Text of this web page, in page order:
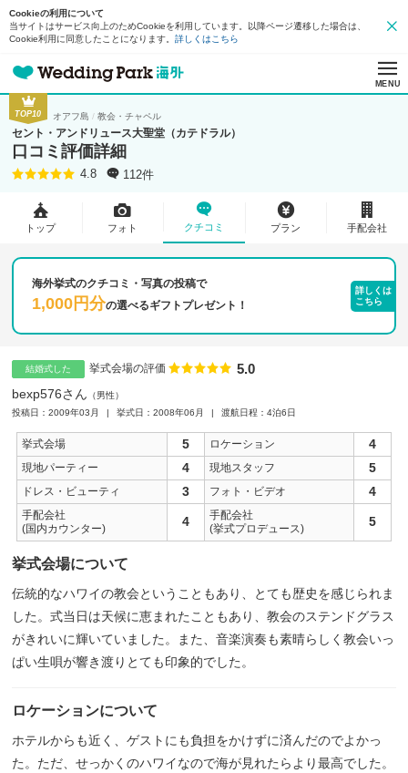
Cookieの利用について
当サイトはサービス向上のためCookieを利用しています。以降ページ遷移した場合は、
Cookie利用に同意したことになります。 詳しくはこちら
MENU
TOP10 オアフ島 教会・チャペル
セント・アンドリュース大聖堂（カテドラル）
口コミ評価詳細
4.8 112件
トップ フォト クチコミ プラン 手配会社
海外挙式のクチコミ・写真の投稿で
1,000円分の選べるギフトプレゼント！
詳しくは
こちら
結婚式した 挙式会場の評価 点数
5.0
bexp576さん
男性
投稿日：2009年03月
挙式日：2008年06月 渡航日程：4泊6日
挙式会場 5 ロケーション 4
現地パーティー 4 現地スタッフ 5
ドレス・ビューティ 3 フォト・ビデオ 4
手配会社
(国内カウンター)
4
手配会社
(挙式プロデュース)
5
挙式会場について
伝統的なハワイの教会ということもあり、とても歴史を感じられま
した。式当日は天候に恵まれたこともあり、教会のステンドグラス
がきれいに輝いていました。また、音楽演奏も素晴らしく教会いっ
ぱい生唄が響き渡りとても印象的でした。
ロケーションについて
ホテルからも近く、ゲストにも負担をかけずに済んだのでよかっ
た。ただ、せっかくのハワイなので海が見れたらより最高でした。